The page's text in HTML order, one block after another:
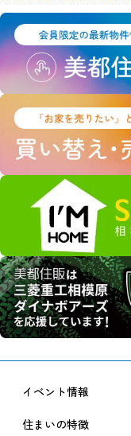
イベント情報
住まいの特徴